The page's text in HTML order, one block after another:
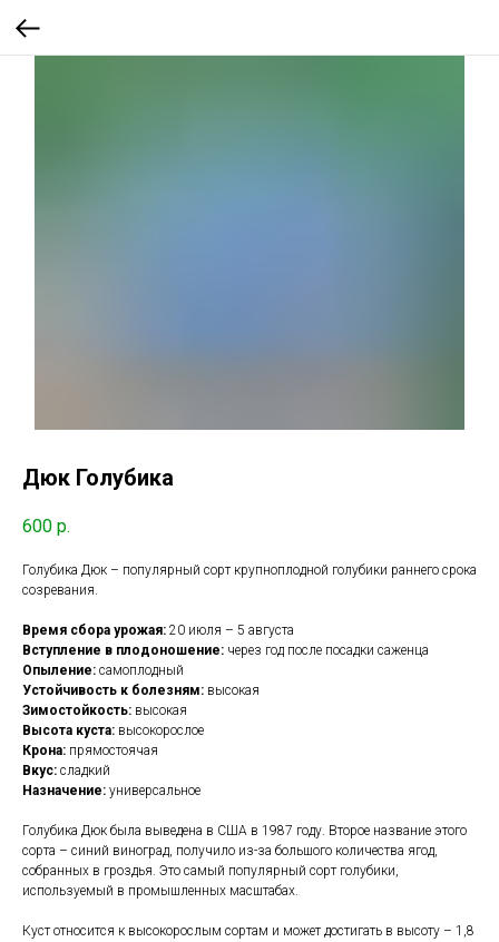
Дюк Голубика
600 р.
Голубика Дюк – популярный сорт крупноплодной голубики раннего срока
созревания.
Время сбора урожая: 20 июля – 5 августа
Вступление в плодоношение: через год после посадки саженца
Опыление: самоплодный
Устойчивость к болезням: высокая
Зимостойкость: высокая
Высота куста: высокорослое
Крона: прямостоячая
Вкус: сладкий
Назначение: универсальное
Голубика Дюк была выведена в США в 1987 году. Второе название этого
сорта – синий виноград, получило из-за большого количества ягод,
собранных в гроздья. Это самый популярный сорт голубики,
используемый в промышленных масштабах.
Куст относится к высокорослым сортам и может достигать в высоту – 1,8